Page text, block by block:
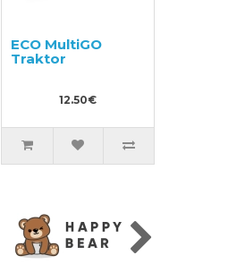
ECO MultiGO
Traktor
12.50€